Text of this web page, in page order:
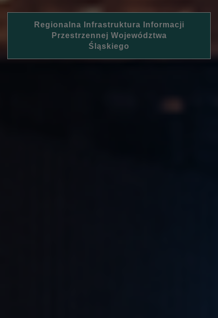
Regionalna Infrastruktura Informacji
Przestrzennej Województwa
Śląskiego